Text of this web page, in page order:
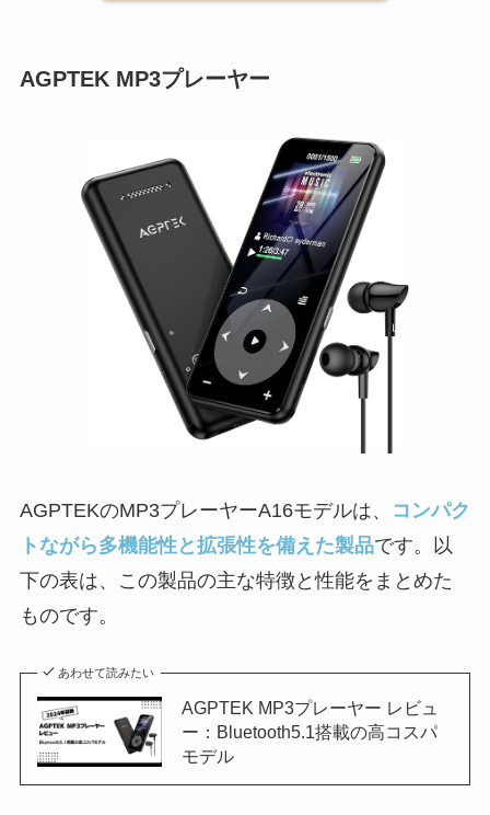
AGPTEK MP3プレーヤー
AGPTEKのMP3プレーヤーA16モデルは、
コンパク
トながら多機能性と拡張性を備えた製品です。以
下の表は、この製品の主な特徴と性能をまとめた
ものです。
あわせて読みたい
AGPTEK MP3プレーヤー レビュ
ー：Bluetooth5.1搭載の高コスパ
モデル